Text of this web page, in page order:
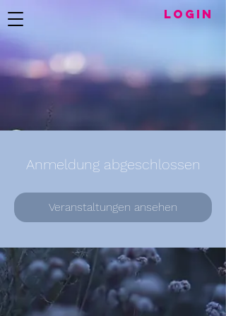
LogIN
Anmeldung abgeschlossen
Veranstaltungen ansehen